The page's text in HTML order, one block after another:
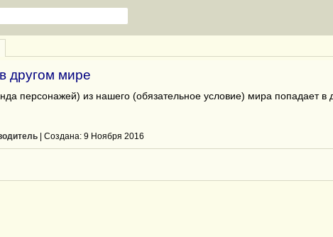
другом мире
персонажей) из нашего (обязательное условие) мира попадает в
| Cоздана: 9 Ноября 2016